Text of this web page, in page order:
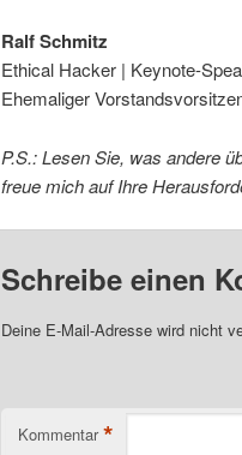
Ralf Schmitz
Ethical Hacker | Keynote-
Ehemaliger
P.S.: Lesen Sie, was andere
freue mich auf Ihre
Schreibe einen
Deine E-Mail-Adresse wird nicht
Kommentar *